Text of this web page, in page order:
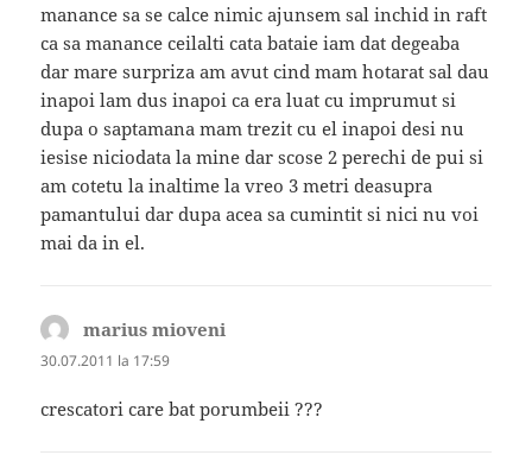
manance sa se calce nimic ajunsem sal inchid in raft
ca sa manance ceilalti cata bataie iam dat degeaba
dar mare surpriza am avut cind mam hotarat sal dau
inapoi lam dus inapoi ca era luat cu imprumut si
dupa o saptamana mam trezit cu el inapoi desi nu
iesise niciodata la mine dar scose 2 perechi de pui si
am cotetu la inaltime la vreo 3 metri deasupra
pamantului dar dupa acea sa cumintit si nici nu voi
mai da in el.
marius mioveni
30.07.2011 la 17:59
crescatori care bat porumbeii ???